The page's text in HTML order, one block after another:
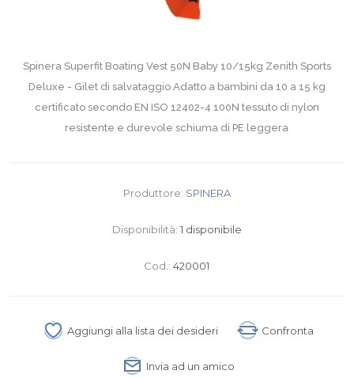
Spinera Superfit Boating Vest 50N Baby 10/15kg Zenith Sports
Deluxe - Gilet di salvataggio Adatto a bambini da 10 a 15 kg
certificato secondo EN ISO 12402-4 100N tessuto di nylon
resistente e durevole schiuma di PE leggera
Produttore: SPINERA
Disponibilità: 1 disponibile
Cod.: 420001
Aggiungi alla lista dei desideri Confronta
Invia ad un amico